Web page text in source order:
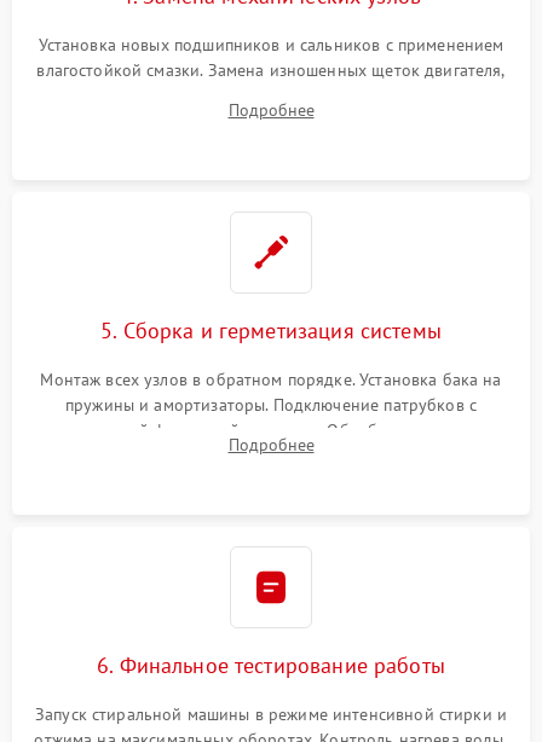
Установка новых подшипников и сальников с применением
влагостойкой смазки. Замена изношенных щеток двигателя,
или поврежденной резиновой манжеты.
Подробнее
5. Сборка и герметизация системы
Монтаж всех узлов в обратном порядке. Установка бака на
пружины и амортизаторы. Подключение патрубков с
надежной фиксацией хомутами. Обработка стыков
герметиком для предотвращения возможных протечек воды.
Подробнее
6. Финальное тестирование работы
Запуск стиральной машины в режиме интенсивной стирки и